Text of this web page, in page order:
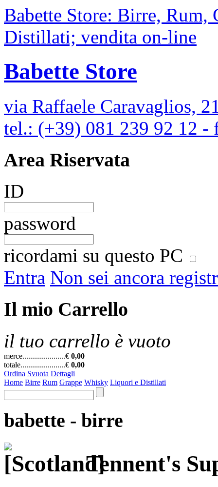
Babette Store: Birre,
Distillati; vendita on-line
Babette Store
via Raffaele Caravaglios,
tel.: (+39) 081 239 92 12 -
Area Riservata
ID
password
ricordami su questo PC
Entra Non sei ancora
Il mio Carrello
il tuo carrello è vuoto
merce......................€ 0,00
totale.......................€ 0,00
Ordina Svuota Dettagli
Home Birre Rum Grappe Whisky Liquori e Distillati
babette - birre
Tennent's